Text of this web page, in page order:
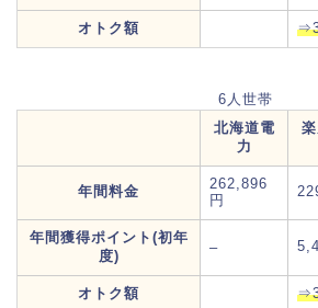
オトク額
6人世帯
北海道電
力
年間料金
262,896
円
年間獲得ポイント(初年
度)
–
オトク額